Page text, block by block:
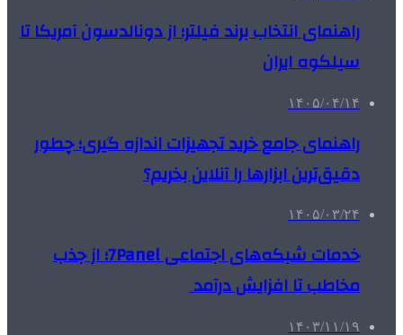
راهنمای انتخاب برند فیلتر؛ از دونالدسون آمریکا تا
سیلکوه ایران
۱۴۰۵/۰۴/۱۴
راهنمای جامع خرید تجهیزات اندازه گیری؛ چطور
دقیق‌ترین ابزارها را آنلاین بخریم؟
۱۴۰۵/۰۳/۲۴
خدمات شبکه‌های اجتماعی 7Panel؛ از جذب
مخاطب تا افزایش درآمد
۱۴۰۳/۱۱/۱۹